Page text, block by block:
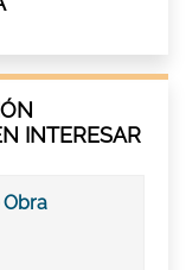
INTERESAR
Obra